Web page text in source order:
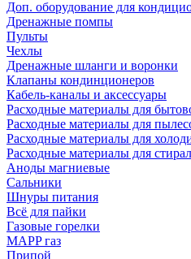
Доп. оборудование для
Дренажные помпы
Пульты
Чехлы
Дренажные шланги и воронки
Клапаны кондинционеров
Кабель-каналы и аксессуары
Расходные материалы для
Расходные материалы для
Расходные материалы для
Расходные материалы для
Аноды магниевые
Сальники
Шнуры питания
Всё для пайки
Газовые горелки
MAPP газ
Припой